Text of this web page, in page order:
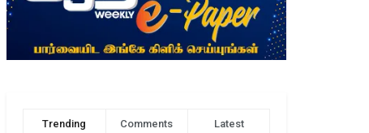
Trending Comments Latest